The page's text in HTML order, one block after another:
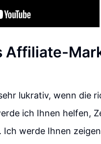
Affiliate-
lukrativ, wenn die
ich Ihnen helfen,
werde Ihnen